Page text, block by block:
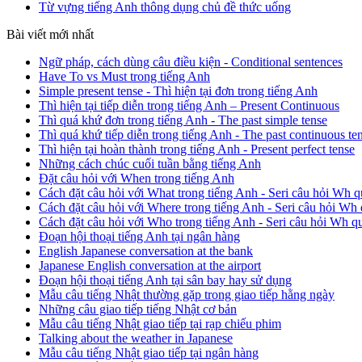
Từ vựng tiếng Anh thông dụng chủ đề thức uống
Bài viết mới nhất
Ngữ pháp, cách dùng câu điều kiện - Conditional sentences
Have To vs Must trong tiếng Anh
Simple present tense - Thì hiện tại đơn trong tiếng Anh
Thì hiện tại tiếp diễn trong tiếng Anh – Present Continuous
Thì quá khứ đơn trong tiếng Anh - The past simple tense
Thì quá khứ tiếp diễn trong tiếng Anh - The past continuous
Thì hiện tại hoàn thành trong tiếng Anh - Present perfect tense
Những cách chúc cuối tuần bằng tiếng Anh
Đặt câu hỏi với When trong tiếng Anh
Cách đặt câu hỏi với What trong tiếng Anh - Seri câu hỏi Wh
Cách đặt câu hỏi với Where trong tiếng Anh - Seri câu hỏi Wh
Cách đặt câu hỏi với Who trong tiếng Anh - Seri câu hỏi Wh
Đoạn hội thoại tiếng Anh tại ngân hàng
English Japanese conversation at the bank
Japanese English conversation at the airport
Đoạn hội thoại tiếng Anh tại sân bay hay sử dụng
Mẫu câu tiếng Nhật thường gặp trong giao tiếp hằng ngày
Những câu giao tiếp tiếng Nhật cơ bản
Mẫu câu tiếng Nhật giao tiếp tại rạp chiếu phim
Talking about the weather in Japanese
Mẫu câu tiếng Nhật giao tiếp tại ngân hàng